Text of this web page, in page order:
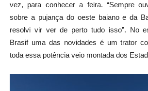
vez, para conhecer a feira. “Sempre
sobre a pujança do oeste baiano e da
resolvi vir ver de perto tudo isso”. No
Brasif uma das novidades é um trator
toda essa potência veio montada dos